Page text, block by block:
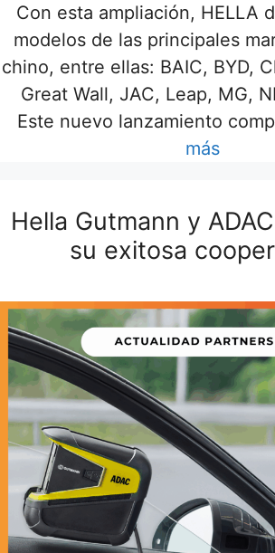
Con esta ampliación, HELLA
modelos de las principales
chino, entre ellas: BAIC, BYD,
Great Wall, JAC, Leap, MG,
Este nuevo lanzamiento
más
Hella Gutmann y
su exitosa